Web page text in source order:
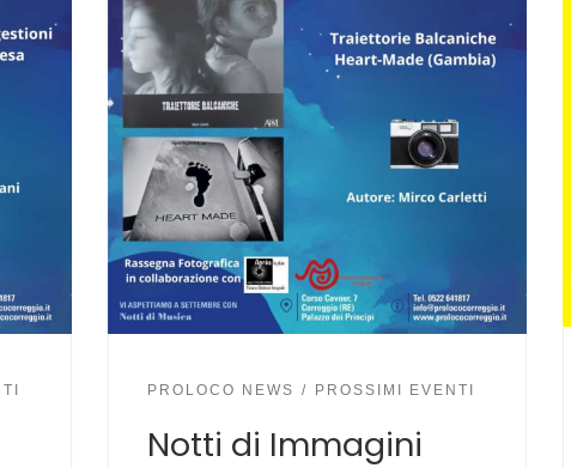
PROLOCO NEWS PROSSIMI EVENTI
Notti di Immagini